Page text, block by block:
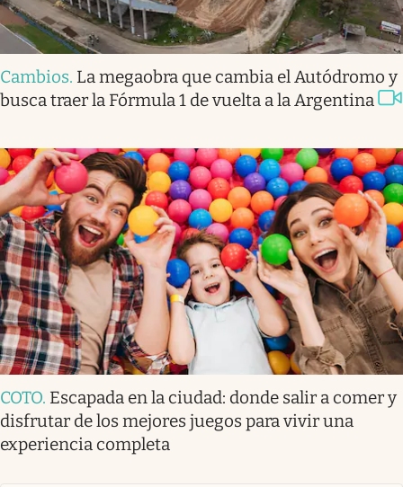
Cambios. La megaobra que cambia el Autódromo y
busca traer la Fórmula 1 de vuelta a la Argentina
COTO. Escapada en la ciudad: donde salir a comer y
disfrutar de los mejores juegos para vivir una
experiencia completa